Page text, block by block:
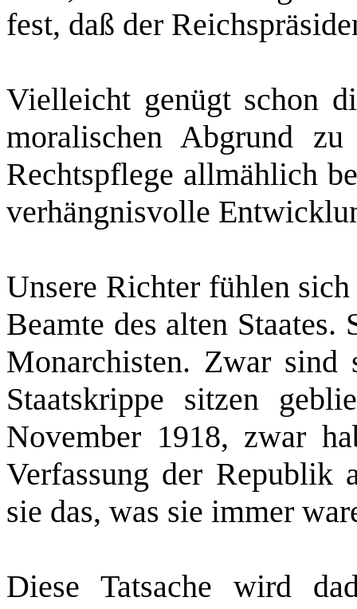
fest, daß der
Vielleicht genügt schon
moralischen Abgrund
Rechtspflege allmählich
verhängnisvolle
Unsere Richter fühlen
Beamte des alten
Monarchisten. Zwar sind
Staatskrippe sitzen
November 1918, zwar
Verfassung der Republik
sie das, was sie immer
Diese Tatsache wird